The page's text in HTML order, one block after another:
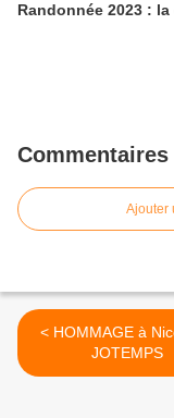
Randonnée 2023 :
Commentaires
Ajouter
< HOMMAGE à Nicole de
JOTEMPS